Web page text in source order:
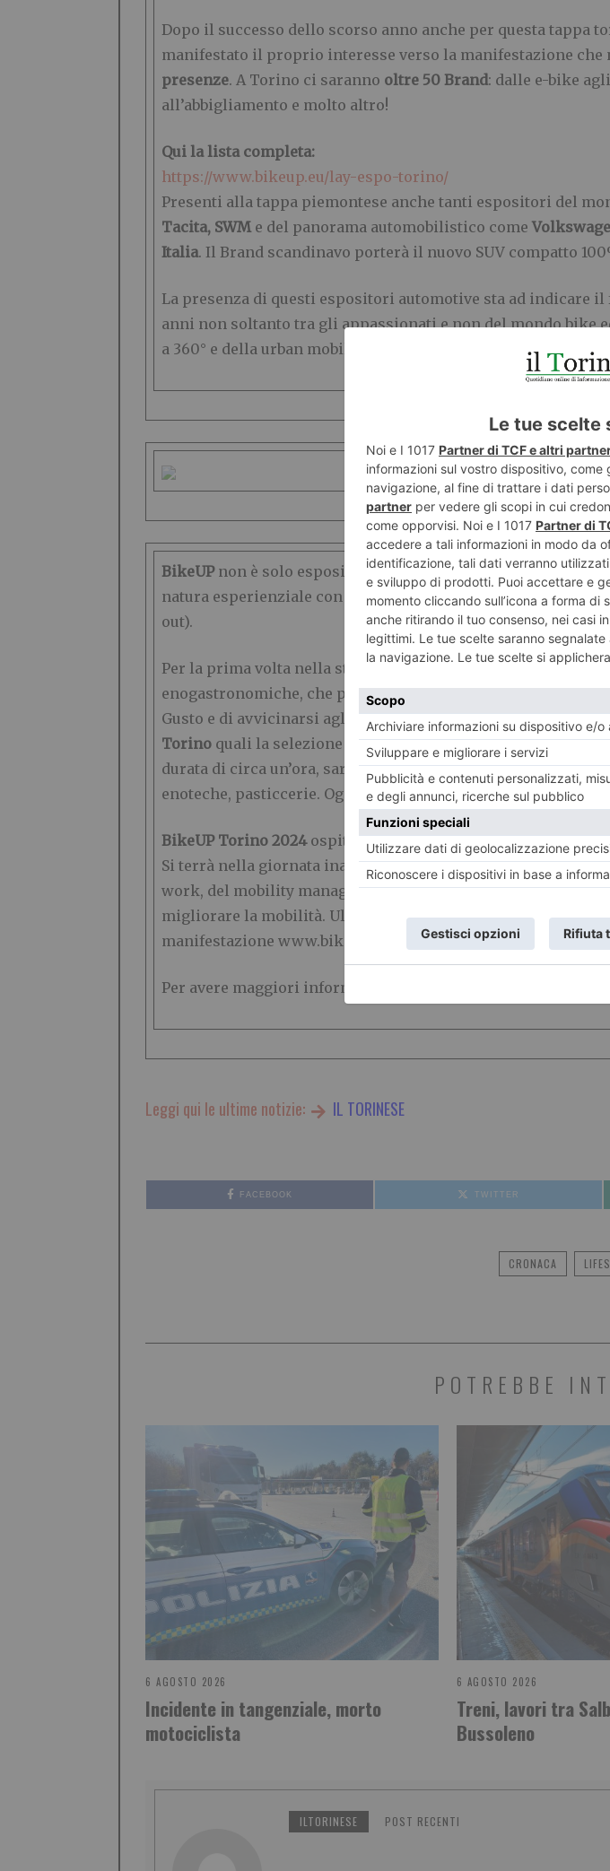
Dopo il successo dello scorso anno anche per questa
manifestato il proprio interesse verso la manifestazione che
presenze. A Torino ci saranno oltre 50 Brand : dalle e-bike
all’abbigliamento e molto altro!
Qui la lista completa:
https://www.bikeup.eu/lay-espo-torino/
Presenti alla tappa piemontese anche tanti espositori del
Tacita, SWMe del panorama automobilistico come
Italia. Il Brand scandinavo porterà il nuovo SUV compatto
La presenza di questi espositori automotive sta ad indicare
anni non soltanto tra gli appassionati e non del mondo bike
a 360° e della urban mobility.
BikeUPnon è solo espositori, infatti il lungo weekend
natura esperienziale con i numerosi test ride, l’animazione
out).
Per la prima volta nella storia del Festival, infatti, alcuni e-
enogastronomiche, che permetteranno ai partecipanti in
Gusto e di avvicinarsi agli altri progetti di valorizzazione
Torino quali la selezione dei viniTorino DOCe quella
durata di circa un’ora, sarà associato ad una categoria di
enoteche, pasticcerie. Ogni giorno, per ogni categoria, ci
BikeUP Torino 2024ospiterà infine un panel intitolato“In
Si terrà nella giornata inaugurale di Venerdì 24 Maggio e ha
work, del mobility management e di orientare le aziende per
migliorare la mobilità. Ulteriori dettagli sulla decima
manifestazione www.bikeup.eu
Per avere maggiori informazioni sui tour e sull’evento è
Leggi qui le ultime notizie: IL TORINESE
FACEBOOK TWITTER
CRONACA
POTREBBE
6 AGOSTO 2026
Incidente in tangenziale, morto
motociclista
6 AGOSTO 2026
Treni, lavori tra
Bussoleno
ILTORINESE POST RECENTI